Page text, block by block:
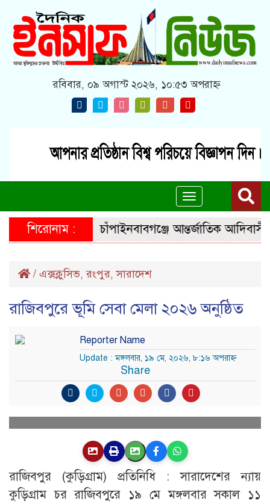
রবিবার, ০৯ অগাস্ট ২০২৬, ১০:৫৩ অপরাহ্ন
Toggle
navigation
শিরোনাম : চাঁপাইনবাবগঞ্জে আন্তর্জাতিক আদিবাসী
/ এক্সক্লুসিভ,রংপুর,সারাদেশ
রাজিবপুরে ভূমি সেবা মেলা ২০২৬ অনুষ্ঠিত
Reporter Name
Update : মঙ্গলবার, ১৯ মে, ২০২৬, ৮:১৬ অপরাহ্ণ
Share
রাজিবপুর (কুড়িগ্রাম) প্রতিনিধি : সারাদেশের ন্যায়
কুড়িগ্রাম চর রাজিবপুরে ১৯ মে মঙ্গলবার সকাল ১১